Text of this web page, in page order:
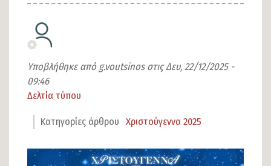
Υποβλήθηκε από g.voutsinosστιςΔευ, 22/12/2025 -
09:46
Είδος
Δελτία τύπου
Κατηγορίες άρθρου Χριστούγεννα 2025
Εικόνα